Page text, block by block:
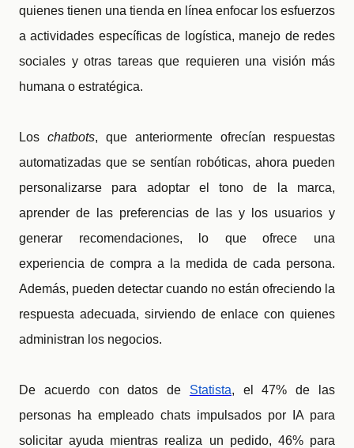
quienes tienen una tienda en línea enfocar los esfuerzos
a actividades específicas de logística, manejo de redes
sociales y otras tareas que requieren una visión más
humana o estratégica.
Los chatbots, que anteriormente ofrecían respuestas
automatizadas que se sentían robóticas, ahora pueden
personalizarse para adoptar el tono de la marca,
aprender de las preferencias de las y los usuarios y
generar recomendaciones, lo que ofrece una
experiencia de compra a la medida de cada persona.
Además, pueden detectar cuando no están ofreciendo la
respuesta adecuada, sirviendo de enlace con quienes
administran los negocios.
De acuerdo con datos de Statista, el 47% de las
personas ha empleado chats impulsados por IA para
solicitar ayuda mientras realiza un pedido, 46% para